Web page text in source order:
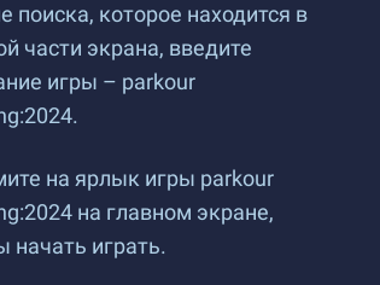
поиска, которое находится в
части экрана, введите
игры – parkour
на ярлык игры parkour
на главном экране,
начать играть.